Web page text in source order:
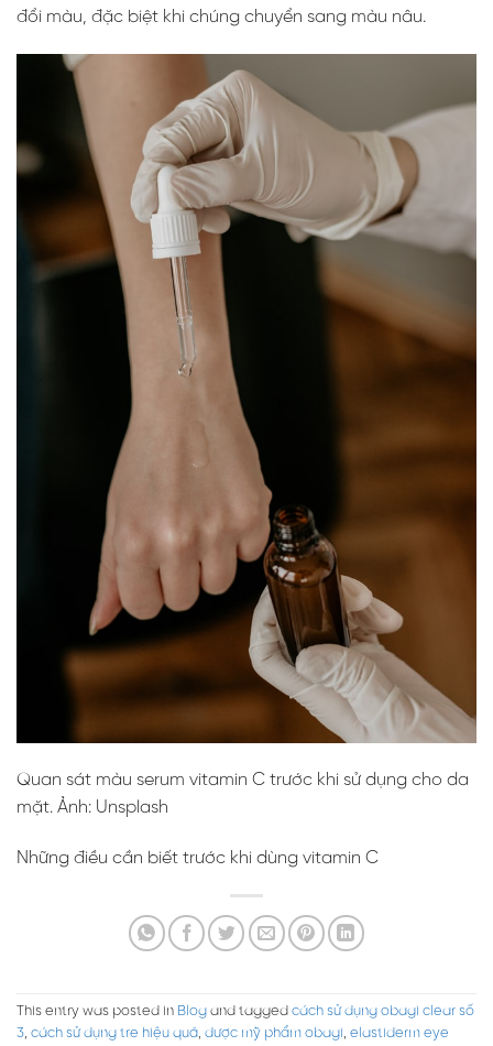
đổi màu, đặc biệt khi chúng chuyển sang màu nâu.
Quan sát màu serum vitamin C trước khi sử dụng cho da
mặt. Ảnh: Unsplash
Những điều cần biết trước khi dùng vitamin C
This entry was posted in Blog and tagged cách sử dụng obagi clear số
3, cách sử dụng tre hiệu quả, dược mỹ phẩm obagi, elastiderm eye